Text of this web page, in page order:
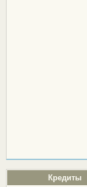
Кредиты